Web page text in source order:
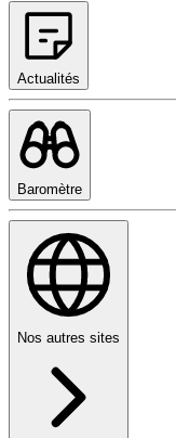
Actualités
Baromètre
Nos autres sites